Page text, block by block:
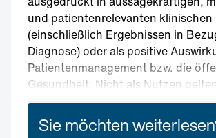
und patientenrelevanten klinischen
(einschließlich Ergebnissen in
Diagnose) oder als positive
Patientenmanagement bzw. die
Gesundheit. Nicht als Nutzen gelten
Sie möchten